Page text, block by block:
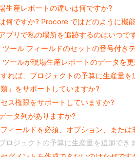
生産レポートの違いは何ですか?
何ですか? Procore ではどのように機
プリで私の場所を追跡するのはいつで
ール フィールドのセットの番号付き
ールが現場生産レポートのデータを
れば、プロジェクトの予算に生産量を
」をサポートしていますか?
ス権限をサポートしていますか?
ータ列がありますか?
ィールドを必須、オプション、また
ロジェクトの予算に生産量を追加でき